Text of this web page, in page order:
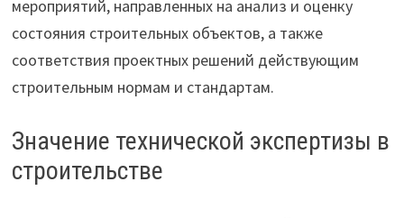
мероприятий, направленных на анализ и оценку
состояния строительных объектов, а также
соответствия проектных решений действующим
строительным нормам и стандартам.
Значение технической экспертизы в
строительстве